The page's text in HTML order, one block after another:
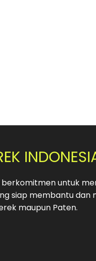
untuk
siap membantu dan
maupun Paten.